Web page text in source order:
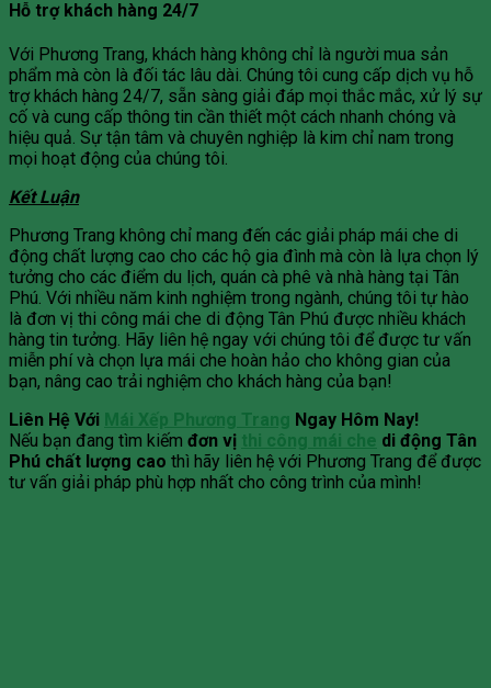
Hỗ trợ khách hàng 24/7
Với Phương Trang, khách hàng không chỉ là người mua sản
phẩm mà còn là đối tác lâu dài. Chúng tôi cung cấp dịch vụ hỗ
trợ khách hàng 24/7, sẵn sàng giải đáp mọi thắc mắc, xử lý sự
cố và cung cấp thông tin cần thiết một cách nhanh chóng và
hiệu quả. Sự tận tâm và chuyên nghiệp là kim chỉ nam trong
mọi hoạt động của chúng tôi.
Kết Luận
Phương Trang không chỉ mang đến các giải pháp mái che di
động chất lượng cao cho các hộ gia đình mà còn là lựa chọn lý
tưởng cho các điểm du lịch, quán cà phê và nhà hàng tại Tân
Phú. Với nhiều năm kinh nghiệm trong ngành, chúng tôi tự hào
là đơn vị thi công mái che di động Tân Phú được nhiều khách
hàng tin tưởng. Hãy liên hệ ngay với chúng tôi để được tư vấn
miễn phí và chọn lựa mái che hoàn hảo cho không gian của
bạn, nâng cao trải nghiệm cho khách hàng của bạn!
Liên Hệ Với Mái Xếp Phương Trang Ngay Hôm Nay!
Nếu bạn đang tìm kiếm đơn vị thi công mái che di động Tân
Phú chất lượng cao thì hãy liên hệ với Phương Trang để được
tư vấn giải pháp phù hợp nhất cho công trình của mình!